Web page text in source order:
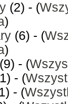
(2) - (
)
(6) - (
)
(9) - (
- (
- (